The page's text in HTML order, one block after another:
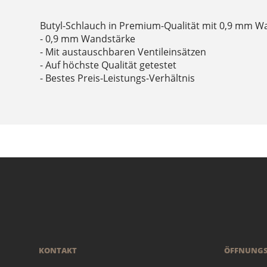
Butyl-Schlauch in Premium-Qualität mit 0,9 mm
- 0,9 mm Wandstärke
- Mit austauschbaren Ventileinsätzen
- Auf höchste Qualität getestet
- Bestes Preis-Leistungs-Verhältnis
KONTAKT